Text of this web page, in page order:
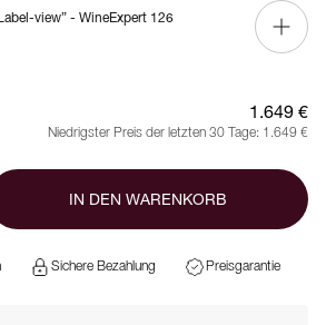
view” - WineExpert 126
1.649 €
Niedrigster Preis der letzten 30 Tage: 1.649 €
IN DEN WARENKORB
Sichere Bezahlung Preisgarantie